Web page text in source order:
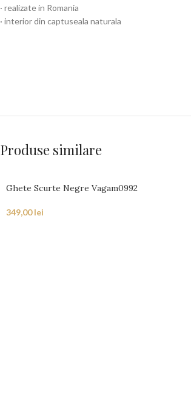
· realizate in Romania
· interior din captuseala naturala
Produse similare
Ghete Scurte Negre Vagam0992
349,00lei